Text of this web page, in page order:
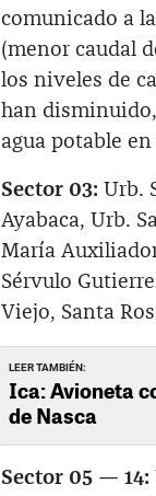
comunicado a
(menor caudal
los niveles de
han
agua potable
Sector 03: Urb.
Ayabaca, Urb.
María
Sérvulo
Viejo, Santa
LEER TAMBIÉN:
Ica: Avioneta
de Nasca
Sector 05 — 14: